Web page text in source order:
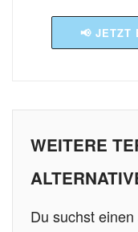
📢 JETZT
WEITERE
Du suchst